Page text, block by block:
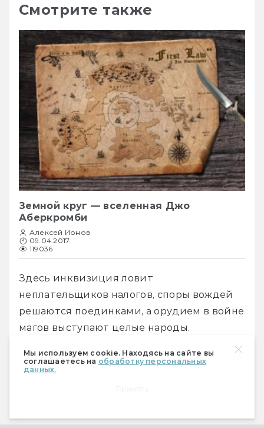
Мы используем cookie. Находясь на сайте вы
соглашаетесь на обработку персональных
данных.
Смотрите также
Земной круг — вселенная Джо
Аберкромби
Алексей Ионов
09.04.2017
119036
Здесь инквизиция ловит
неплательщиков налогов, споры вождей
решаются поединками, а орудием в войне
магов выступают целые народы.